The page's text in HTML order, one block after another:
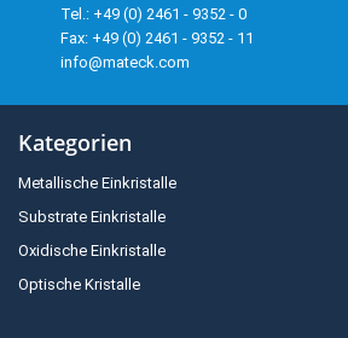
Tel.: +49 (0) 2461 - 9352 - 0
Fax: +49 (0) 2461 - 9352 - 11
info@mateck.com
Kategorien
Metallische Einkristalle
Substrate Einkristalle
Oxidische Einkristalle
Optische Kristalle